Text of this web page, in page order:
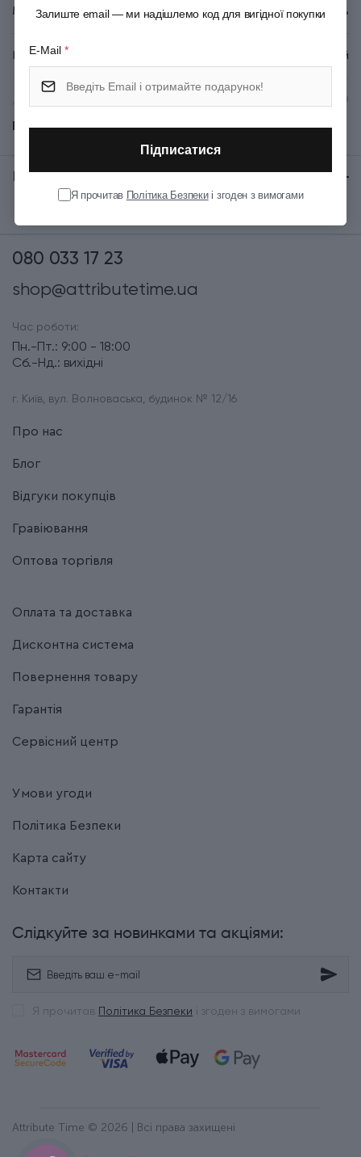
Матеріал Неіржавна сталь
Колір Сріблястий
Тип випуску товару
Показати всі
Відгуки: ★ 0 (0)
080 033 17 23
shop@attributetime.ua
Час роботи:
Пн.-Пт.: 9:00 - 18:00
Сб.-Нд.: вихідні
г. Київ, вул. Волноваська, будинок № 12/16
Про нас
Блог
Відгуки покупців
Гравіювання
Оптова торгівля
Оплата та доставка
Дисконтна система
Повернення товару
Гарантія
Сервісний центр
Умови угоди
Політика Безпеки
Карта сайту
Контакти
Слідкуйте за новинками та акціями:
Я прочитав Політика Безпеки і згоден з вимогами
Attribute Time © 2026 | Всі права захищені
Залиште email — ми надішлемо код для вигідної покупки
E-Mail *
Підписатися
Я прочитав Політика Безпекиі згоден з вимогами